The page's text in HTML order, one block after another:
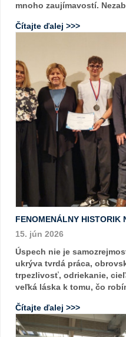
mnoho zaujímavostí.
Čítajte ďalej >>>
FENOMENÁLNY HISTORIK
15. jún 2026
Úspech nie je
ukrýva tvrdá práca,
trpezlivosť, odriekanie,
veľká láska k tomu, čo
Čítajte ďalej >>>